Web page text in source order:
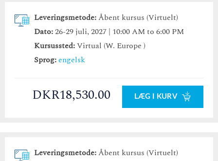
Leveringsmetode:Åbent kursus (Virtuelt)
Dato:26-29 juli, 2027 | 10:00 AM to 6:00 PM
Kursussted:Virtual (W. Europe )
Sprog:engelsk
DKR18,530.00 LÆG I KURV
Leveringsmetode:Åbent kursus (Virtuelt)